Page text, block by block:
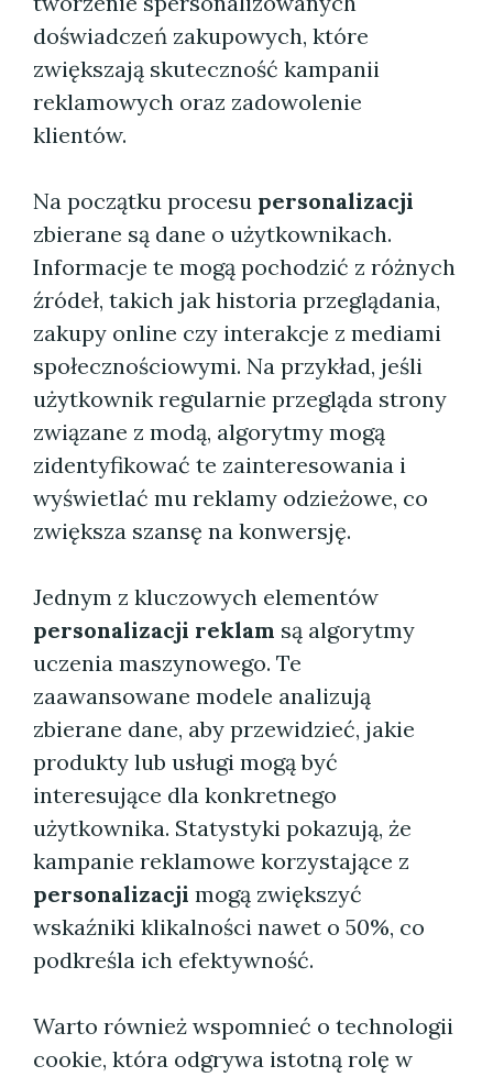
doświadczeń zakupowych, które
zwiększają skuteczność kampanii
reklamowych oraz zadowolenie
klientów.
Na początku procesu personalizacji
zbierane są dane o użytkownikach.
Informacje te mogą pochodzić z różnych
źródeł, takich jak historia przeglądania,
zakupy online czy interakcje z mediami
społecznościowymi. Na przykład, jeśli
użytkownik regularnie przegląda strony
związane z modą, algorytmy mogą
zidentyfikować te zainteresowania i
wyświetlać mu reklamy odzieżowe, co
zwiększa szansę na konwersję.
Jednym z kluczowych elementów
personalizacji reklam są algorytmy
uczenia maszynowego. Te
zaawansowane modele analizują
zbierane dane, aby przewidzieć, jakie
produkty lub usługi mogą być
interesujące dla konkretnego
użytkownika. Statystyki pokazują, że
kampanie reklamowe korzystające z
personalizacji mogą zwiększyć
wskaźniki klikalności nawet o 50%, co
podkreśla ich efektywność.
Warto również wspomnieć o technologii
cookie, która odgrywa istotną rolę w